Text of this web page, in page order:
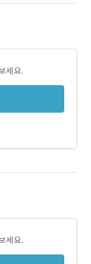
세요.
세요.